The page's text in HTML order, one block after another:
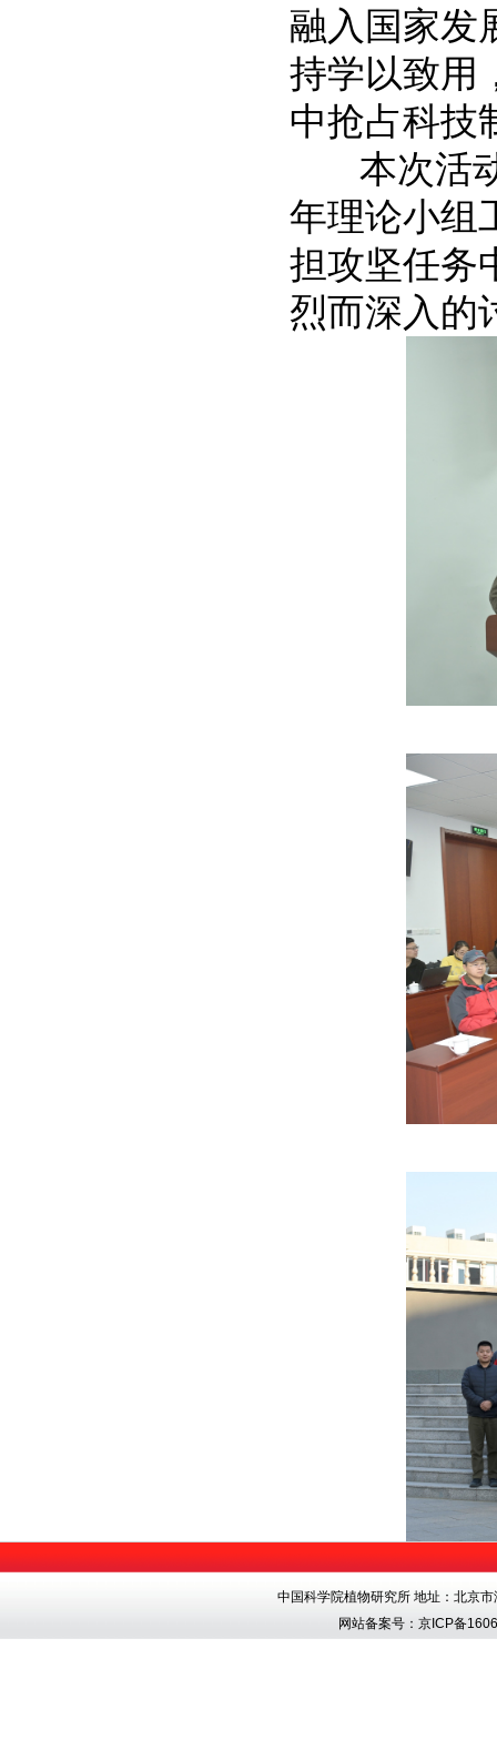
融入国家发
持学以致用
中抢占科技
本次活动
年理论小组
担攻坚任务
烈而深入的
中国科学院植物研究所 地址：北京
网站备案号：京ICP备